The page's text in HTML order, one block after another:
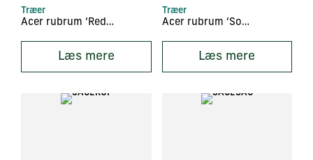
Træer
Acer rubrum ‘Red Sunset’
Læs mere
Træer
Acer rubrum ‘Somerset’
Læs mere